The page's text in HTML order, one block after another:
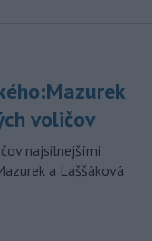
voličov
najsilnejšími
a Laššáková